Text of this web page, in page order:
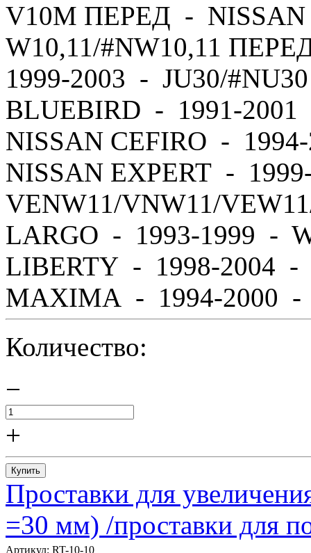
V10M ПЕРЕД -
W10,11/#NW10,11
1999-2003 - JU30/
BLUEBIRD - 1991-
NISSAN CEFIRO -
NISSAN EXPERT -
VENW11/VNW11/
LARGO - 1993-1999 -
LIBERTY - 1998-2004
MAXIMA - 1994-2000 -
Количество:
−
+
Купить
Проставки для
=30 мм) /проставки для
Артикул: RT-10-10